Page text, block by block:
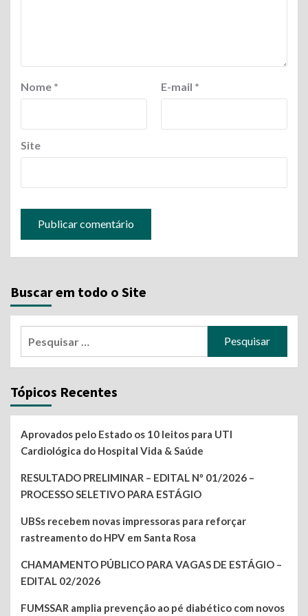
Nome * E-mail *
Site
Buscar em todo o Site
Tópicos Recentes
Aprovados pelo Estado os 10 leitos para UTI
Cardiológica do Hospital Vida & Saúde
RESULTADO PRELIMINAR – EDITAL Nº 01/2026 –
PROCESSO SELETIVO PARA ESTÁGIO
UBSs recebem novas impressoras para reforçar
rastreamento do HPV em Santa Rosa
CHAMAMENTO PÚBLICO PARA VAGAS DE ESTÁGIO –
EDITAL 02/2026
FUMSSAR amplia prevenção ao pé diabético com novos